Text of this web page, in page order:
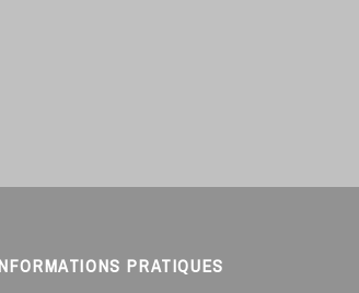
PRATIQUES